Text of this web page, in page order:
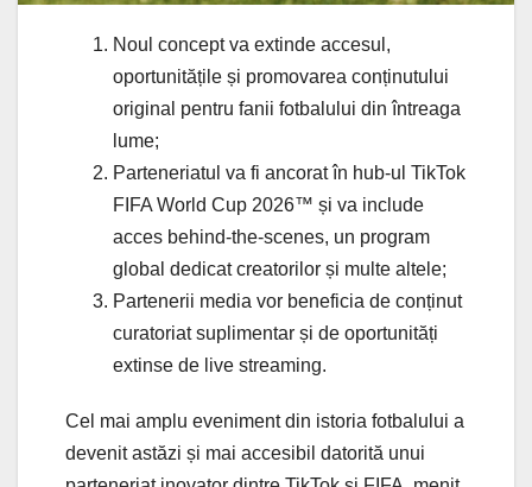
Noul concept va extinde accesul,
oportunitățile și promovarea conținutului
original pentru fanii fotbalului din întreaga
lume;
Parteneriatul va fi ancorat în hub-ul TikTok
FIFA World Cup 2026™ și va include
acces behind-the-scenes, un program
global dedicat creatorilor și multe altele;
Partenerii media vor beneficia de conținut
curatoriat suplimentar și de oportunități
extinse de live streaming.
Cel mai amplu eveniment din istoria fotbalului a
devenit astăzi și mai accesibil datorită unui